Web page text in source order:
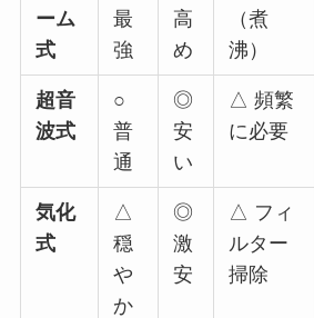
ーム
式
最
強
高
め
（煮
沸）
超音
波式
○
普
通
◎
安
い
△ 頻繁
に必要
気化
式
△
穏
や
か
◎
激
安
△ フィ
ルター
掃除